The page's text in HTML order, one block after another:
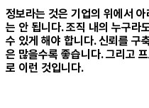
정보라는 것은 기업의 위에서
는 안 됩니다. 조직 내의 누구라
수 있게 해야 합니다. 신뢰를 구
은 많을수록 좋습니다. 그리고
로 이런 것입니다.